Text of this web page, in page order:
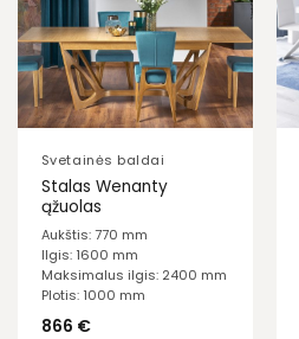
Svetainės baldai
Stalas Wenanty
ąžuolas
Aukštis: 770 mm
Ilgis: 1600 mm
Maksimalus ilgis: 2400 mm
Plotis: 1000 mm
866 €